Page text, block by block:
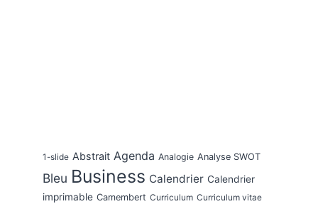
1-slide Abstrait Agenda Analogie Analyse SWOT
Bleu Business Calendrier Calendrier
imprimable Camembert Curriculum Curriculum vitae